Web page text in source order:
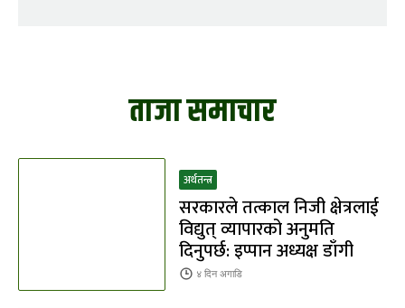
ताजा समाचार
अर्थतन्त्र
सरकारले तत्काल निजी क्षेत्रलाई
विद्युत् व्यापारको अनुमति
दिनुपर्छ: इप्पान अध्यक्ष डाँगी
४ दिनअगाडि